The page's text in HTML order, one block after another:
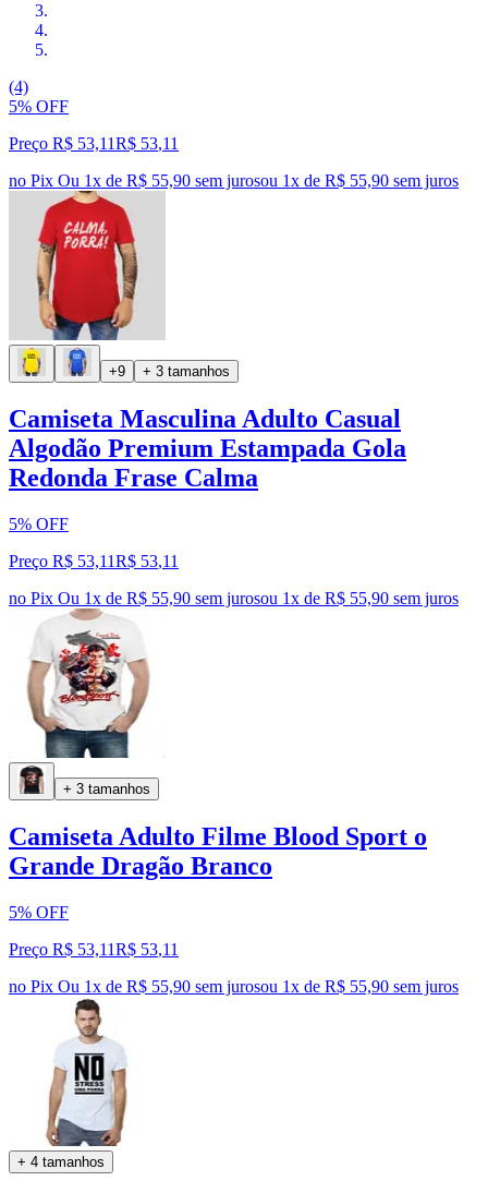
(4)
5% OFF
Preço R$ 53,11R$ 53,11
no Pix Ou 1x de R$ 55,90 sem jurosou 1x de R$ 55,90 sem juros
+9 + 3 tamanhos
Camiseta Masculina Adulto Casual
Algodão Premium Estampada Gola
Redonda Frase Calma
5% OFF
Preço R$ 53,11R$ 53,11
no Pix Ou 1x de R$ 55,90 sem jurosou 1x de R$ 55,90 sem juros
+ 3 tamanhos
Camiseta Adulto Filme Blood Sport o
Grande Dragão Branco
5% OFF
Preço R$ 53,11R$ 53,11
no Pix Ou 1x de R$ 55,90 sem jurosou 1x de R$ 55,90 sem juros
+ 4 tamanhos